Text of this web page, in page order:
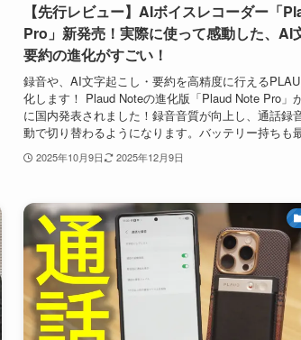
【先行レビュー】AIボイスレコーダー「
Pro」新発売！実際に使って感動した、AI
要約の進化がすごい！
録音や、AI文字起こし・要約を高精度に行える
化します！ Plaud Noteの進化版「Plaud Note Pro」
に国内発表されました！録音音質が向上し、通話録
動で切り替わるようになります。バッテリー持ちも
2025年10月9日 2025年12月9日